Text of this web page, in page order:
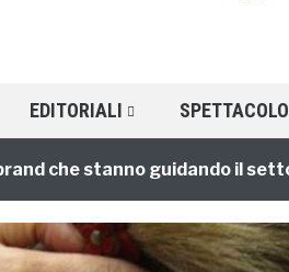
EDITORIALI SPETTACOLO
stanno guidando il settore